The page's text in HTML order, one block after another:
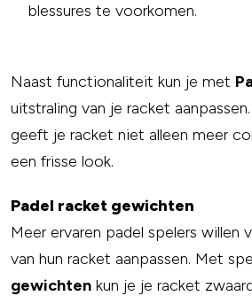
blessures te voorkomen.
Naast functionaliteit kun je met
uitstraling van je racket
geeft je racket niet alleen meer
een frisse look.
Padel racket gewichten
Meer ervaren padel spelers willen
van hun racket aanpassen. Met
gewichten kun je je racket